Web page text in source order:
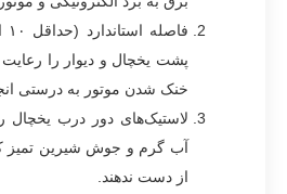
پشت یخچال و دیوار را رعایت
خنک شدن موتور به درستی
لاستیک‌های دور درب یخچال
آب گرم و جوش شیرین تمیز
از دست ندهند.